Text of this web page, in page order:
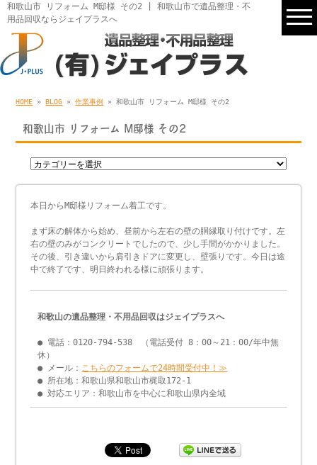
和歌山市 リフォーム M邸様 その2 | 和歌山市で遺品整理・不
用品回収ならジェイプラスへ
HOME »BLOG »作業事例 » 和歌山市 リフォーム M邸様 その2
和歌山市 リフォーム M邸様 その2
本日からM邸様リフォーム着工です。
まず床の解体から始め、昼前から左右の壁の胴縁取り付けです。左
右の壁のみがコンクリートでしたので、少し手間がかかりました。
その後、引き違いから肩引きドアに変更し、壁張りです。今日は途
中で終了です、明日終われる様に頑張ります。
和歌山の遺品整理・不用品回収はジェイプラスへ
● 電話：0120-794-538 （電話受付 8：00～21：00/年中無
休）
● メール： こちらのフォームで24時間受付中！≫
● 所在地：和歌山県和歌山市梶取172-1
● 対応エリア：和歌山市を中心に和歌山県内全域